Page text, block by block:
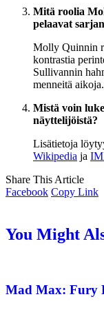
Mitä roolia
pelaavat
Molly Quinnin
kontrastia
Sullivannin
menneitä aikoja.
Mistä voin
näyttelijöistä?
Lisätietoja
Wikipedia ja
Share This Article
Facebook Copy Link
You Might
Mad Max: Fury